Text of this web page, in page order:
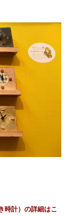
時計）の詳細はこ